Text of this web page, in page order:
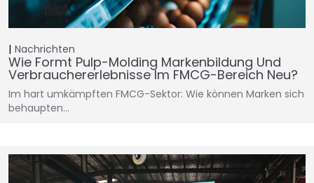
Nachrichten
Wie Formt Pulp-Molding Markenbildung Und
Verbrauchererlebnisse Im FMCG-Bereich Neu?
Im hart umkämpften FMCG-Sektor: Wie können Marken sich
behaupten…